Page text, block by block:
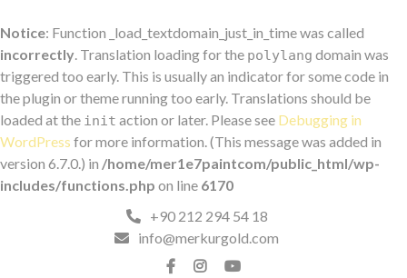
Notice: Function _load_textdomain_just_in_time was called
incorrectly. Translation loading for the polylang domain was
triggered too early. This is usually an indicator for some code in
the plugin or theme running too early. Translations should be
loaded at the init action or later. Please see Debugging in
WordPress for more information. (This message was added in
version 6.7.0.) in /home/mer1e7paintcom/public_html/wp-
includes/functions.php on line 6170
+90 212 294 54 18
info@merkurgold.com